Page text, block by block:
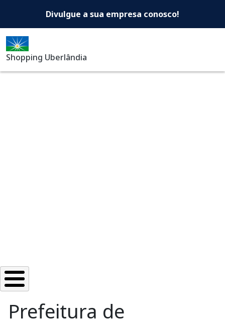
Shopping Uberlândia -
Divulgue a sua empresa conosco!
Shopping Uberlândia
Prefeitura de